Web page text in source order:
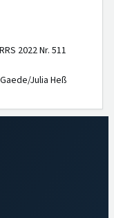
2022 Nr. 511
Julia Heß